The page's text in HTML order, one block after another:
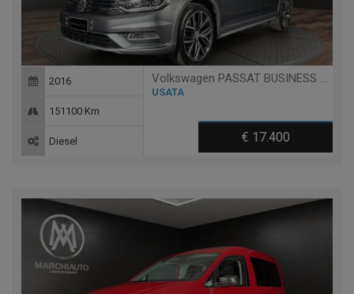
Volkswagen PASSAT BUSINESS ALLTRACK 2.0 TDI 190 CV 4MOTION DSG EXEC.
USATA
€ 17.400
2016
151100 Km
Diesel